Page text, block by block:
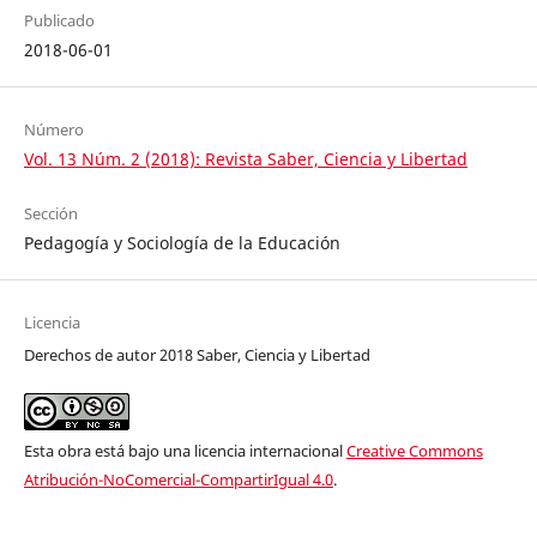
Publicado
2018-06-01
Número
Vol. 13 Núm. 2 (2018): Revista Saber, Ciencia y Libertad
Sección
Pedagogía y Sociología de la Educación
Licencia
Derechos de autor 2018 Saber, Ciencia y Libertad
Esta obra está bajo una licencia internacionalCreative Commons
Atribución-NoComercial-CompartirIgual 4.0.